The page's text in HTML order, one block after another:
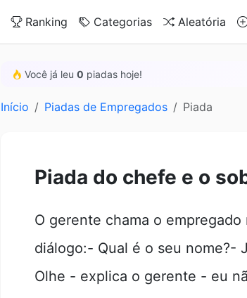
Ranking Categorias Aleatória
Você já leu 0 piadas hoje!
Início Piadas de Empregados Piada
Piada do chefe e o
O gerente chama o
diálogo:- Qual é o seu nome?-
Olhe - explica o gerente - eu